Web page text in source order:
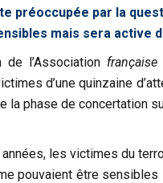
préoccupée par la
mais sera active
l’Association française
d’une quinzaine
la phase de concertation
les victimes du
pouvaient être